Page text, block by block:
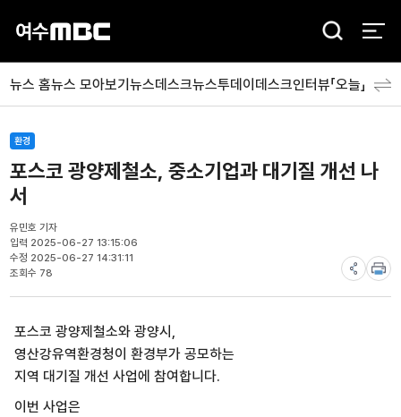
검
뉴스 홈뉴스 모아보기뉴스데스크뉴스투데이데스크인터뷰「오늘」 분야
환경
포스코 광양제철소, 중소기업과 대기질 개선 나
서
유민호 기자
입력 2025-06-27 13:15:06
수정 2025-06-27 14:31:11
조회수 78
포스코 광양제철소와 광양시,
영산강유역환경청이 환경부가 공모하는
지역 대기질 개선 사업에 참여합니다.
이번 사업은